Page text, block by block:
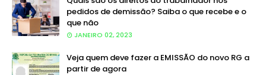
pedidos de demissão? Saiba o que recebe e o
que não
JANEIRO 02, 2023
Veja quem deve fazer a EMISSÃO do novo RG a
partir de agora